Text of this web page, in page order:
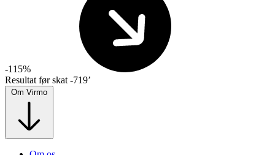
-115%
Resultat før skat -719’
Om Virmo